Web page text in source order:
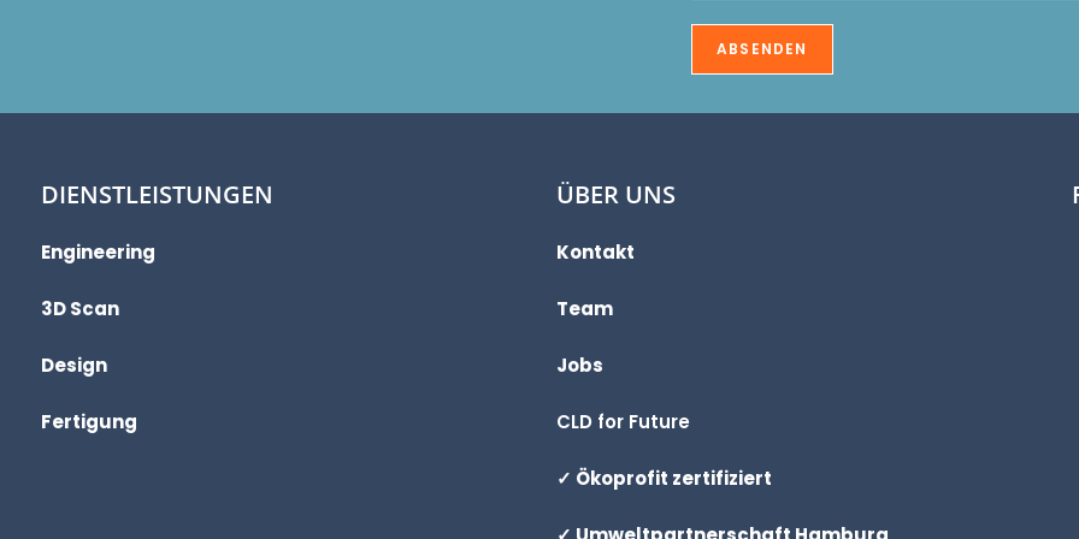
n
*
ABSENDEN
DIENSTLEISTUNGEN
Engineering
3D Scan
Design
Fertigung
ÜBER UNS
Kontakt
Team
Jobs
CLD for Future
✓ Ökoprofit zertifiziert